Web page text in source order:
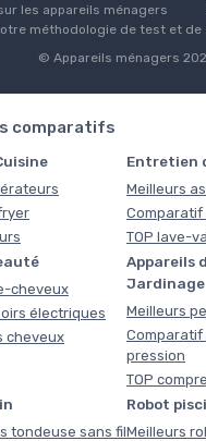
les appareils ménagers
méthodologie de test et de
© Appareils ménagers
comparatifs
Entretien
Meilleurs
TOP lave-
cheveux
électriques
cheveux
Appareils
Jardinage
Meilleurs
pression
TOP
tondeuse sans fil
Robot
Meilleurs